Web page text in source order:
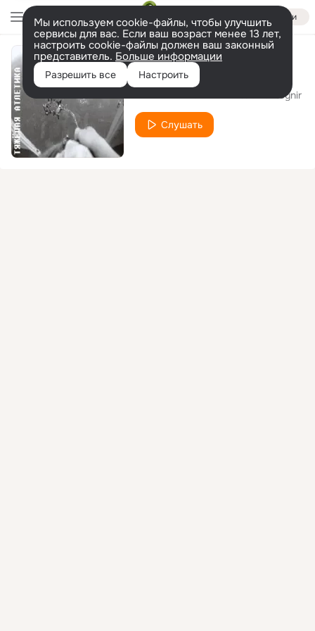
Войти
Мы используем cookie-файлы, чтобы улучшить
сервисы для вас. Если ваш возраст менее 13 лет,
настроить cookie-файлы должен ваш законный
представитель. Больше информации
Разрешить все Настроить
ПО ГОСТУ
Kunteynir
Слушать